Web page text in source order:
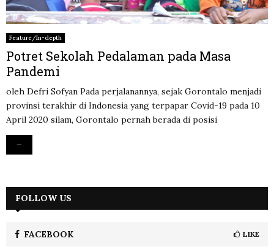
Feature/In-depth
Potret Sekolah Pedalaman pada Masa
Pandemi
oleh Defri Sofyan Pada perjalanannya, sejak Gorontalo menjadi
provinsi terakhir di Indonesia yang terpapar Covid-19 pada 10
April 2020 silam, Gorontalo pernah berada di posisi
FOLLOW US
FACEBOOK LIKE